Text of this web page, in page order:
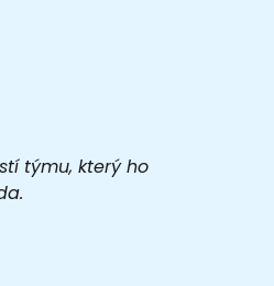
týmu, který ho